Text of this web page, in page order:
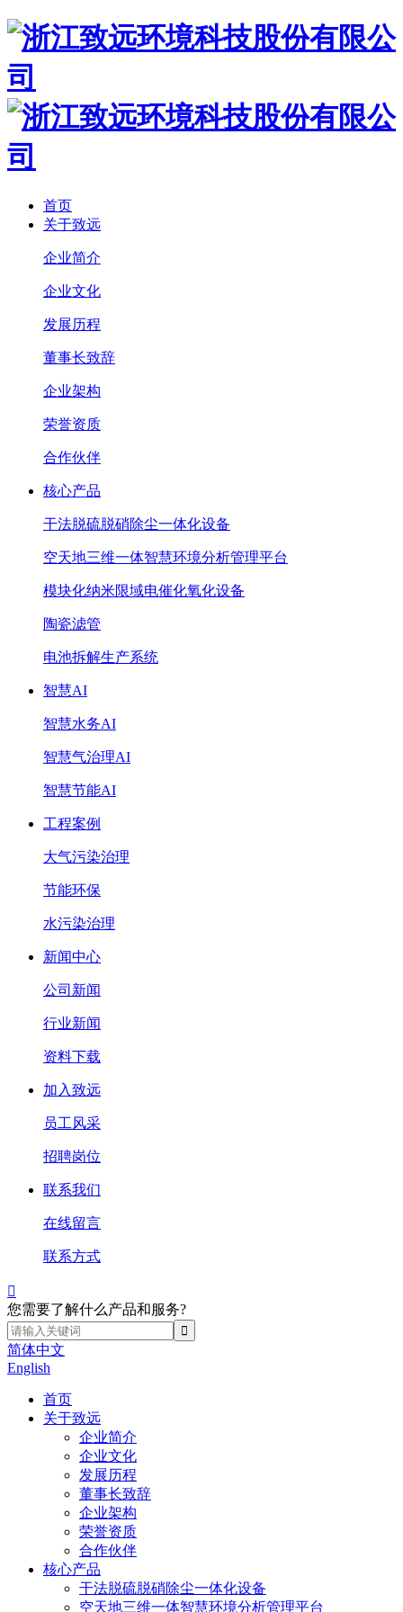
首页
关于致远
企业简介
企业文化
发展历程
董事长致辞
企业架构
荣誉资质
合作伙伴
核心产品
干法脱硫脱硝除尘一体化设备
空天地三维一体智慧环境分析管理平台
模块化纳米限域电催化氧化设备
陶瓷滤管
电池拆解生产系统
智慧AI
智慧水务AI
智慧气治理AI
智慧节能AI
工程案例
大气污染治理
节能环保
水污染治理
新闻中心
公司新闻
行业新闻
资料下载
加入致远
员工风采
招聘岗位
联系我们
在线留言
联系方式

您需要了解什么产品和服务?
简体中文
English
首页
关于致远
企业简介
企业文化
发展历程
董事长致辞
企业架构
荣誉资质
合作伙伴
核心产品
干法脱硫脱硝除尘一体化设备
空天地三维一体智慧环境分析管理平台